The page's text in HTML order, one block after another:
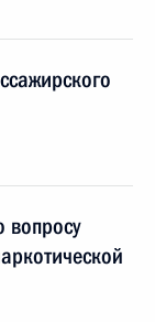
вопросу